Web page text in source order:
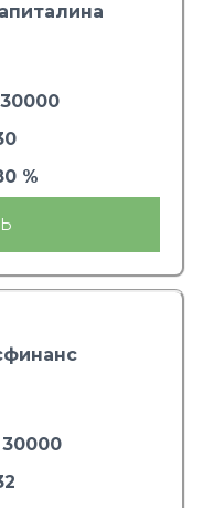
30000
%
30000